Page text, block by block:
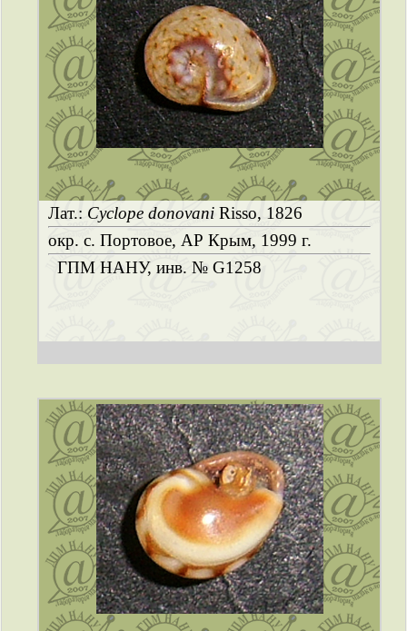
Лат.: Cyclope donovani Risso, 1826
окр. с. Портовое, АР Крым, 1999 г.
ГПМ НАНУ, инв. № G1258